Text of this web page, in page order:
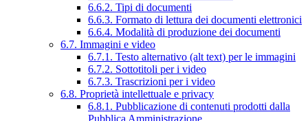
6.6.2. Tipi di documenti
6.6.3. Formato di lettura dei documenti elettronici
6.6.4. Modalità di produzione dei documenti
6.7. Immagini e video
6.7.1. Testo alternativo (alt text) per le immagini
6.7.2. Sottotitoli per i video
6.7.3. Trascrizioni per i video
6.8. Proprietà intellettuale e privacy
6.8.1. Pubblicazione di contenuti prodotti dalla
Pubblica Amministrazione